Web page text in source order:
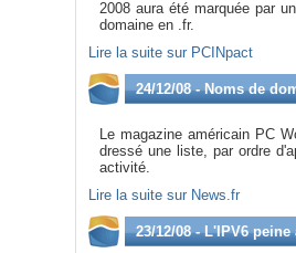
2008 aura été marquée par
domaine en .fr.
Lire la suite sur PCINpact
24/12/08 - Noms de
Le magazine américain PC
dressé une liste, par ordre
activité.
Lire la suite sur News.fr
23/12/08 - L'IPV6